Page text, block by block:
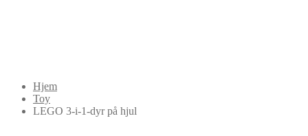
Hjem
Toy
LEGO 3-i-1-dyr på hjul